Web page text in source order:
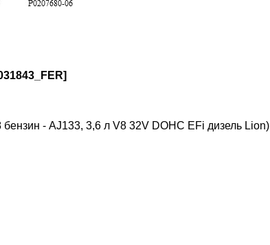
- AJ133, 3,6 л V8 32V DOHC EFi дизель Lion)